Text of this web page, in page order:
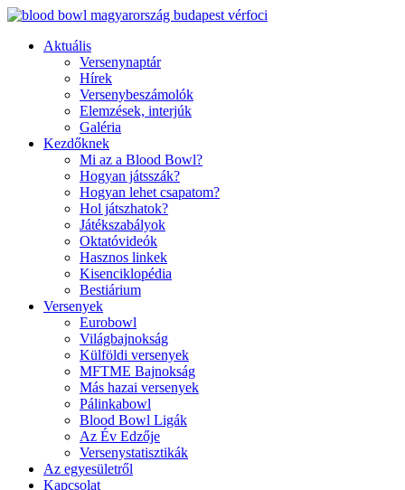
Ugrás
tartalomhoz
Aktuális
Versenynaptár
Hírek
Versenybeszámolók
Elemzések, interjúk
Galéria
Kezdőknek
Mi az a Blood Bowl?
Hogyan játsszák?
Hogyan lehet csapatom?
Hol játszhatok?
Játékszabályok
Oktatóvideók
Hasznos linkek
Kisenciklopédia
Bestiárium
Versenyek
Eurobowl
Világbajnokság
Külföldi versenyek
MFTME Bajnokság
Más hazai versenyek
Pálinkabowl
Blood Bowl Ligák
Az Év Edzője
Versenystatisztikák
Az egyesületről
Kapcsolat